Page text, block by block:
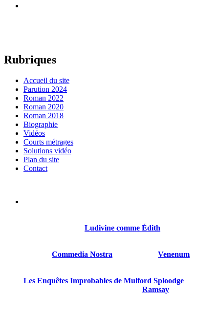
Rubriques
Accueil du site
Parution 2024
Roman 2022
Roman 2020
Roman 2018
Biographie
Vidéos
Courts métrages
Solutions vidéo
Plan du site
Contact
Ludivine comme Édith
Commedia Nostra Venenum
Les Enquêtes Improbables de Mulford Sploodge
Ramsay